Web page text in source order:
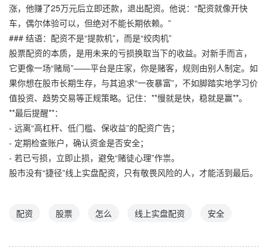
涨，他赚了25万元后立即还款，退出配资。他说：“配资就像开快
车，偶尔体验可以，但绝对不能长期依赖。”
### 结语：配资不是“提款机”，而是“绞肉机”
股票配资的本质，是用未来的亏损换取当下的收益。对新手而言，
它更像一场“赌局”——平台是庄家，你是赌客，规则由别人制定。如
果你想在股市长期生存，与其追求“一夜暴富”，不如脚踏实地学习价
值投资、趋势交易等正规策略。记住：**慢就是快，稳就是赢**。
**最后提醒**：
- 远离“高杠杆、低门槛、保收益”的配资广告；
- 定期检查账户，确认资金是否安全；
- 若已亏损，立即止损，避免“赌徒心理”作祟。
股市没有“捷径”线上实盘配资，只有敬畏风险的人，才能活到最后。
配资 股票 怎么 线上实盘配资 安全